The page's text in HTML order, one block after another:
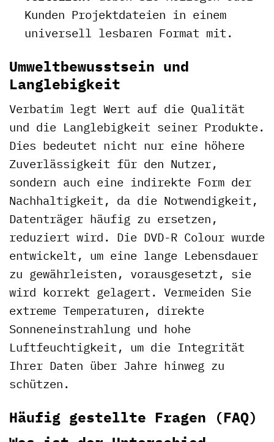
Kunden Projektdateien in einem
universell lesbaren Format mit.
Umweltbewusstsein und
Langlebigkeit
Verbatim legt Wert auf die Qualität
und die Langlebigkeit seiner Produkte.
Dies bedeutet nicht nur eine höhere
Zuverlässigkeit für den Nutzer,
sondern auch eine indirekte Form der
Nachhaltigkeit, da die Notwendigkeit,
Datenträger häufig zu ersetzen,
reduziert wird. Die DVD-R Colour wurde
entwickelt, um eine lange Lebensdauer
zu gewährleisten, vorausgesetzt, sie
wird korrekt gelagert. Vermeiden Sie
extreme Temperaturen, direkte
Sonneneinstrahlung und hohe
Luftfeuchtigkeit, um die Integrität
Ihrer Daten über Jahre hinweg zu
schützen.
Häufig gestellte Fragen (FAQ)